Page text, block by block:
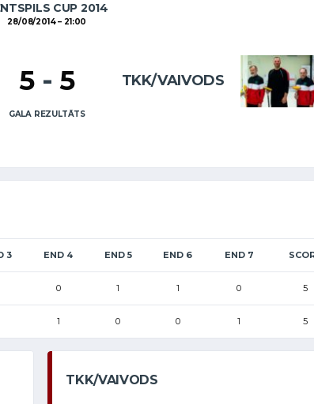
CUP 2014
28/08/2014 21:00
TKK/VAIVODS
5 - 5
GALA REZULTĀTS
3 END 4 END 5 END 6 END 7
0 1 1 0 5
1 0 0 1 5
TKK/VAIVODS